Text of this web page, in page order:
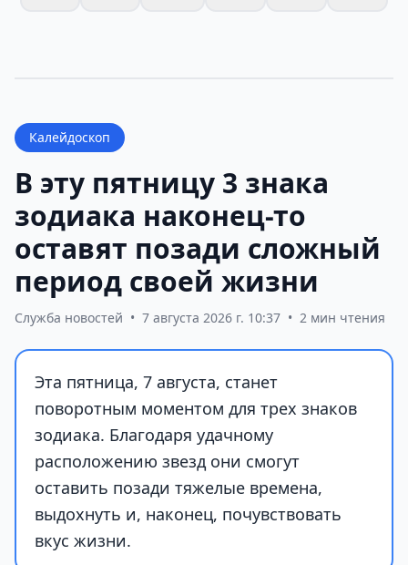
Калейдоскоп
В эту пятницу 3 знака
зодиака наконец-то
оставят позади сложный
период своей жизни
Служба новостей • 7 августа 2026 г. 10:37 • 2 мин чтения
Эта пятница, 7 августа, станет
поворотным моментом для трех знаков
зодиака. Благодаря удачному
расположению звезд они смогут
оставить позади тяжелые времена,
выдохнуть и, наконец, почувствовать
вкус жизни.